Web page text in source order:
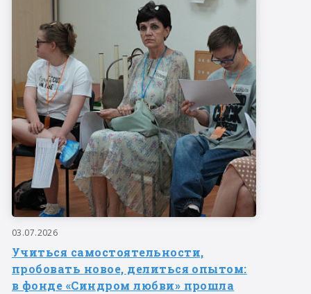
03.07.2026
Учиться самостоятельности,
пробовать новое, делиться опытом:
в фонде «Синдром любви» прошла